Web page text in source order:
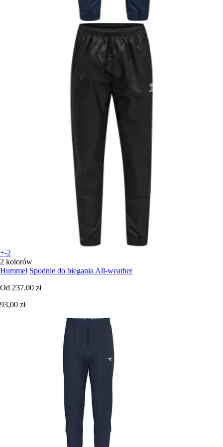
+-2
2 kolorów
Hummel Spodnie do biegania All-weather
Od 237,00 zł
93,00 zł